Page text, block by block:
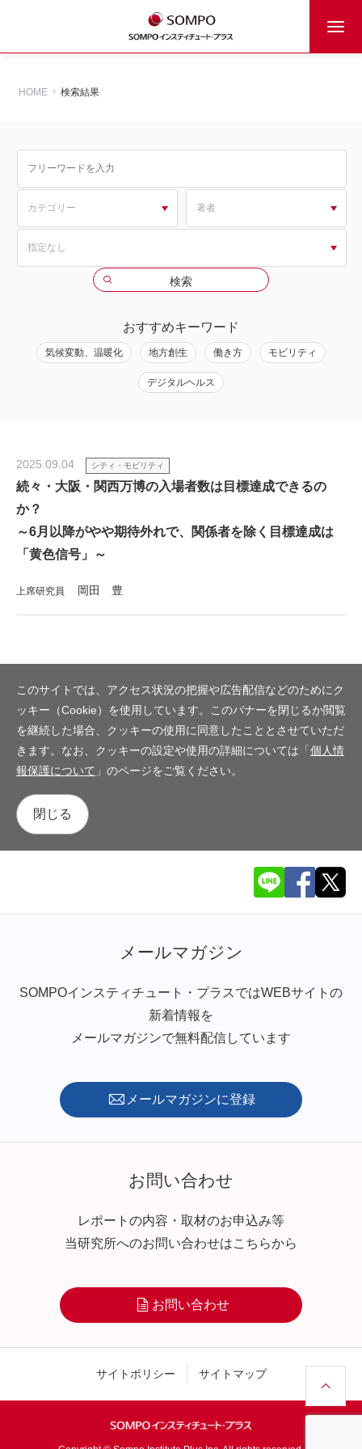
HOME 検索結果
おすすめキーワード
気候変動、温暖化 地方創生 働き方 モビリティ
デジタルヘルス
2025.09.04 シティ・モビリティ
続々・大阪・関西万博の入場者数は目標達成できるの
か？
～6月以降がやや期待外れで、関係者を除く目標達成は
「黄色信号」～
上席研究員 岡田 豊
このサイトでは、アクセス状況の把握や広告配信などのためにク
ッキー（Cookie）を使用しています。このバナーを閉じるか閲覧
を継続した場合、クッキーの使用に同意したこととさせていただ
きます。なお、クッキーの設定や使用の詳細については「個人情
報保護について 」のページをご覧ください。
閉じる
メールマガジン
SOMPOインスティチュート・プラスではWEBサイトの
新着情報を
メールマガジンで無料配信しています
メールマガジンに登録
お問い合わせ
レポートの内容・取材のお申込み等
当研究所へのお問い合わせはこちらから
お問い合わせ
サイトポリシー サイトマップ